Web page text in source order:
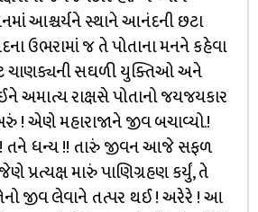
આશ્ચર્યને સ્થાને આનંદની છટા
ઉભરામાં જ તે પોતાના મનને કહેવા
ચાણક્યની સઘળી યુક્તિઓ અને
અમાત્ય રાક્ષસે પોતાનો જયજયકાર
! એણે મહારાજાને જીવ બચાવ્યો.!
! તને ધન્ય !! તારું જીવન આજે સફળ
પ્રત્યક્ષ મારું પાણિગ્રહણ કર્યું, તે
જીવ લેવાને તત્પર થઈ ! અરેરે ! આ